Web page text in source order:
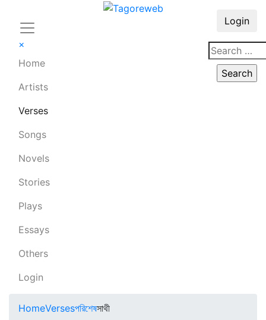
×
Home
Artists
Verses
Songs
Novels
Stories
Plays
Essays
Others
Login
Login
HomeVersesপরিশেষসাথী